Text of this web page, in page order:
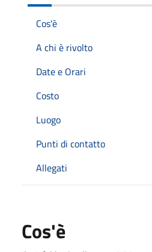
Cos'è
A chi è rivolto
Date e Orari
Costo
Luogo
Punti di contatto
Allegati
Cos'è